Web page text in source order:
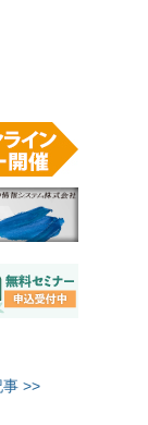
事 >>